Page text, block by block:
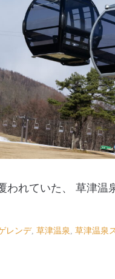
われていた、 草津
レンデ, 草津温泉 草津温泉